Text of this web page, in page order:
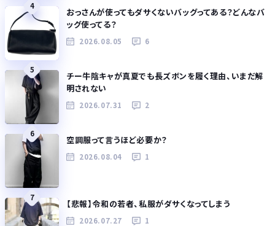
4
おっさんが使ってもダサくないバッグってある？どんなバ
ッグ使ってる？
2026.08.05 6
5
チー牛陰キャが真夏でも長ズボンを履く理由、いまだ解
明されない
2026.07.31 2
6
空調服って言うほど必要か？
2026.08.04 1
7
【悲報】令和の若者、私服がダサくなってしまう
2026.07.27 1